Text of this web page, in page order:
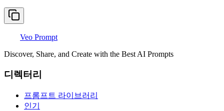
Veo Prompt
Discover, Share, and Create with the Best AI Prompts
디렉터리
프롬프트 라이브러리
인기